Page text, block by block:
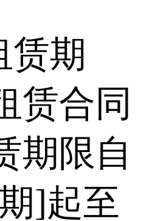
期
赁合同
期限自
]起至